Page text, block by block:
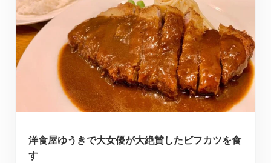
洋食屋ゆうきで大女優が大絶賛したビフカツを食
す